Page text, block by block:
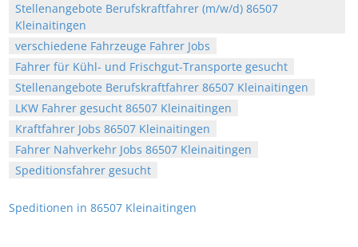
Stellenangebote Berufskraftfahrer (m/w/d) 86507
Kleinaitingen
verschiedene Fahrzeuge Fahrer Jobs
Fahrer für Kühl- und Frischgut-Transporte gesucht
Stellenangebote Berufskraftfahrer 86507 Kleinaitingen
LKW Fahrer gesucht 86507 Kleinaitingen
Kraftfahrer Jobs 86507 Kleinaitingen
Fahrer Nahverkehr Jobs 86507 Kleinaitingen
Speditionsfahrer gesucht
Speditionen in 86507 Kleinaitingen